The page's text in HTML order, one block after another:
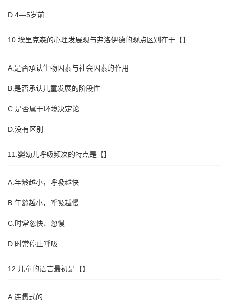
D.4—5岁前
10.埃里克森的心理发展观与弗洛伊德的观点区别在于【】
A.是否承认生物因素与社会因素的作用
B.是否承认儿童发展的阶段性
C.是否属于环境决定论
D.没有区别
11.婴幼儿呼吸频次的特点是【】
A.年龄越小，呼吸越快
B.年龄越小，呼吸越慢
C.时常忽快、忽慢
D.时常停止呼吸
12.儿童的语言最初是【】
A.连贯式的